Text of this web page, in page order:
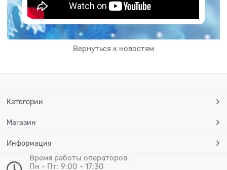
Вернуться к новостям
Категории
Магазин
Информация
Время работы операторов:
Пн - Пт: 9:00 - 17:30